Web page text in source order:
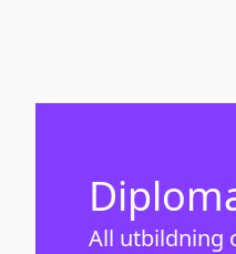
All utbildning